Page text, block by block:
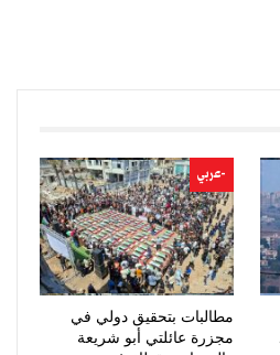
-عربي
مطالبات بتحقيق دولي في
مجزرة عائلتي أبو شريعة